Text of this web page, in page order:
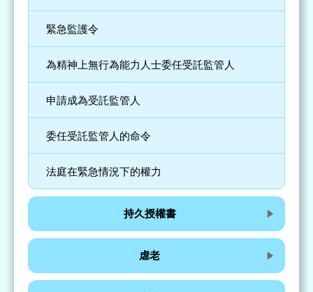
法庭在緊急情況下的權力
委任受託監管人的命令
申請成為受託監管人
為精神上無行為能力人士委任受託監管人
緊急監護令
持久授權書
虐老